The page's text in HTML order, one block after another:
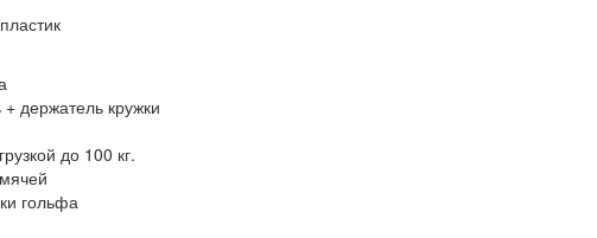
держатель кружки
до 100 кг.
гольфа